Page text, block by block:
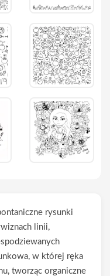
rysunki
linii,
w której ręka
tworząc organiczne